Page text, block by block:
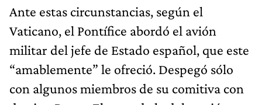
Ante estas circunstancias, según el
Vaticano, el Pontífice abordó el avión
militar del jefe de Estado español, que este
“amablemente” le ofreció. Despegó sólo
con algunos miembros de su comitiva con